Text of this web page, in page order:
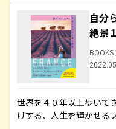
自分
絶景
世界を４０年以上歩いて
けする、人生を輝かせる